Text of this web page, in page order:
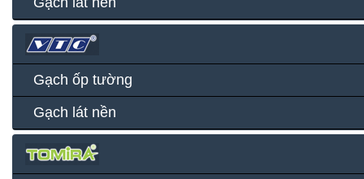
Gạch ốp tường
Gạch lát nền